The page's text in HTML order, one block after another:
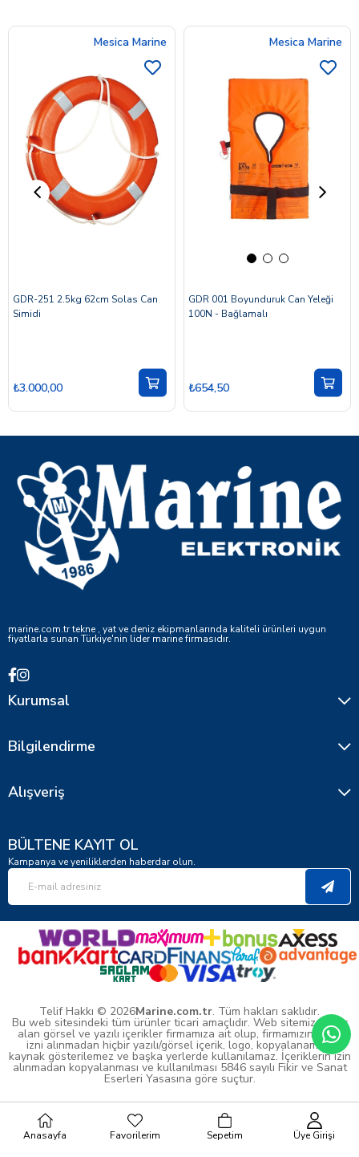
Mesica Marine
GDR-251 2.5kg 62cm Solas Can
Simidi
₺3.000,00
Mesica Marine
GDR 001 Boyunduruk Can Yeleği
100N - Bağlamalı
₺654,50
marine.com.tr tekne , yat ve deniz ekipmanlarında kaliteli ürünleri uygun
fiyatlarla sunan Türkiye'nin lider marine firmasıdır.
Kurumsal
Bilgilendirme
Alışveriş
BÜLTENE KAYIT OL
Kampanya ve yeniliklerden haberdar olun.
Telif Hakkı © 2026Marine.com.tr. Tüm hakları saklıdır.
Bu web sitesindeki tüm ürünler ticari amaçlıdır. Web sitemizde yer
alan görsel ve yazılı içerikler firmamıza ait olup, firmamızın yazılı
izni alınmadan hiçbir yazılı/görsel içerik, logo, kopyalanamaz,
kaynak gösterilemez ve başka yerlerde kullanılamaz. İçeriklerin izin
alınmadan kopyalanması ve kullanılması 5846 sayılı Fikir ve Sanat
Eserleri Yasasına göre suçtur.
Anasayfa Favorilerim Sepetim Üye Girişi